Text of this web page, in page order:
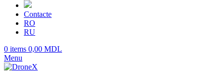
Contacte
RO
RU
0 items 0,00 MDL
Menu